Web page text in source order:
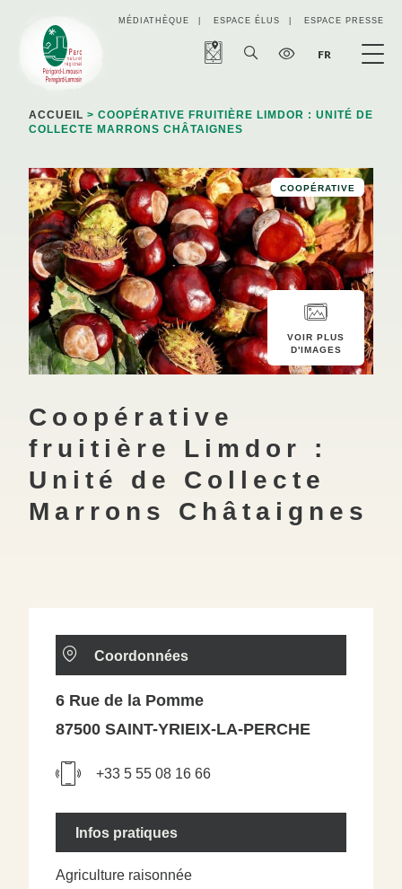
MÉDIATHÈQUE ESPACE ÉLUS ESPACE PRESSE
FR
ACCUEIL > COOPÉRATIVE FRUITIÈRE LIMDOR : UNITÉ DE
COLLECTE MARRONS CHÂTAIGNES
COOPÉRATIVE
VOIR PLUS
D'IMAGES
Coopérative
fruitière Limdor :
Unité de Collecte
Marrons Châtaignes
Coordonnées
6 Rue de la Pomme
87500 SAINT-YRIEIX-LA-PERCHE
+33 5 55 08 16 66
Infos pratiques
Agriculture raisonnée